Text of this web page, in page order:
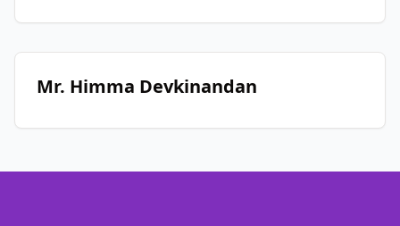
Mr. Himma Devkinandan